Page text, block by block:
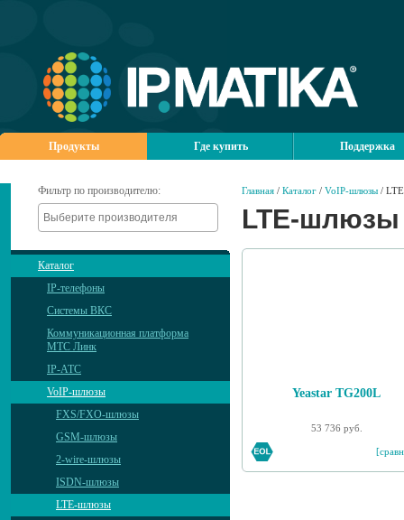
Продукты Где купить Поддержка
Фильтр по производителю:
Каталог
IP-телефоны
Системы ВКС
Коммуникационная платформа
МТС Линк
IP-АТС
VoIP-шлюзы
FXS/FXO-шлюзы
GSM-шлюзы
2-wire-шлюзы
ISDN-шлюзы
LTE-шлюзы
Главная / Каталог / VoIP-шлюзы /
LTE-шлюзы
Yeastar TG200L
53 736 руб.